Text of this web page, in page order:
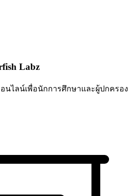
Labz
นไลน์เพื่อนักการศึกษาและผู้ปกครอง